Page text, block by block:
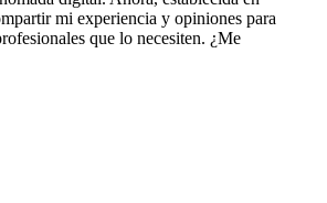
mi experiencia y opiniones para
que lo necesiten. ¿Me